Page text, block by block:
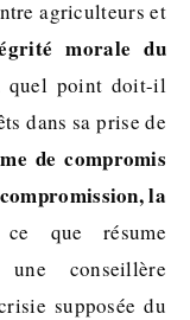
agriculteurs et
morale du
quel point doit-il
dans sa prise de
de compromis
la
que résume
conseillère
supposée du